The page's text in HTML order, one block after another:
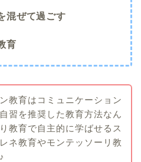
混ぜて過ごす
育
教育はコミュニケーション
習を推奨した教育方法なん
教育で自主的に学ばせるス
ネ教育やモンテッソーリ教